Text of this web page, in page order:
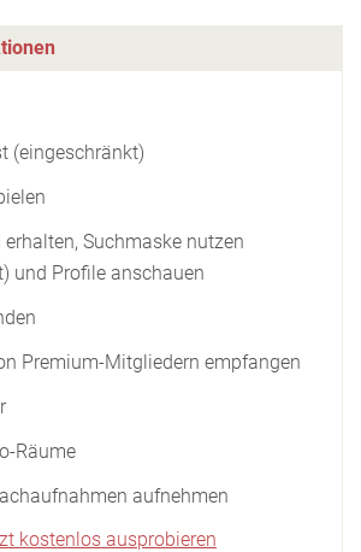
(eingeschränkt)
Suchmaske nutzen
und Profile anschauen
Premium-Mitgliedern empfangen
Räume
aufnehmen
kostenlos ausprobieren